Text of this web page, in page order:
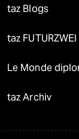
taz Blogs
taz FUTURZWEI
Le Monde
taz Archiv